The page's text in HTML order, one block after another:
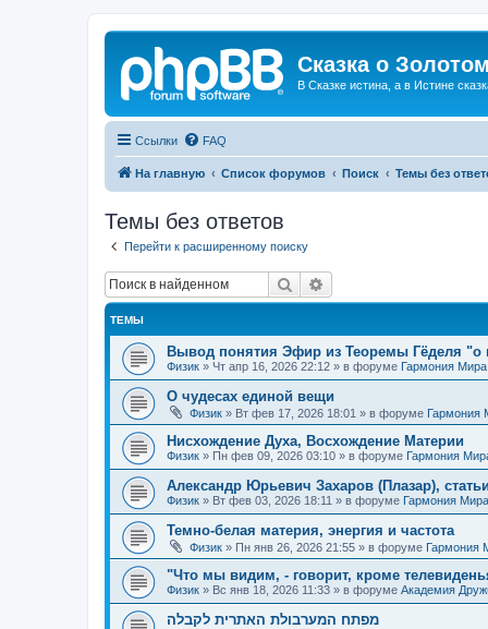
Сказка о
В Сказке истина, а в Истине
Ссылки FAQ
На главную Список форумов Поиск Темы без
Темы без ответов
Перейти к расширенному поиску
Поиск
ТЕМЫ
Вывод понятия Эфир из Теоремы Гёделя "о
Физик » Чт апр 16, 2026 22:12 » в форуме Гармония Мира
О чудесах единой вещи
Физик » Вт фев 17, 2026 18:01 » в форуме Гармония
Нисхождение Духа, Восхождение Материи
Физик » Пн фев 09, 2026 03:10 » в форуме Гармония
Александр Юрьевич Захаров (Плазар), статьи
Физик » Вт фев 03, 2026 18:11 » в форуме Гармония Мира
Темно-белая материя, энергия и частота
Физик » Пн янв 26, 2026 21:55 » в форуме Гармония
"Что мы видим, - говорит, кроме
Физик » Вс янв 18, 2026 11:33 » в форуме Академия
מפתח המערבולת האתרית לקבלה